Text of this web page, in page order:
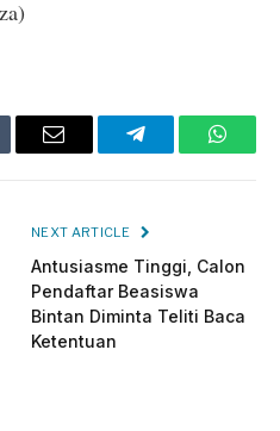
Email Telegram
NEXT ARTICLE
Antusiasme Tinggi, Calon
Pendaftar Beasiswa
Bintan Diminta Teliti Baca
Ketentuan